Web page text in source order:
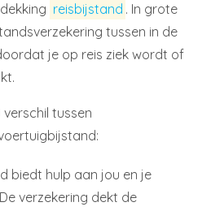
reisbijstand . In grote
tussen in de
je op reis ziek wordt of
tussen
biedt hulp aan jou en je
verzekering dekt de